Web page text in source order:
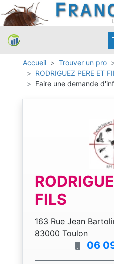
Accueil Trouver un pro
RODRIGUEZ PERE ET
Faire une demande
FILS
163 Rue Jean
83000 Toulon
06